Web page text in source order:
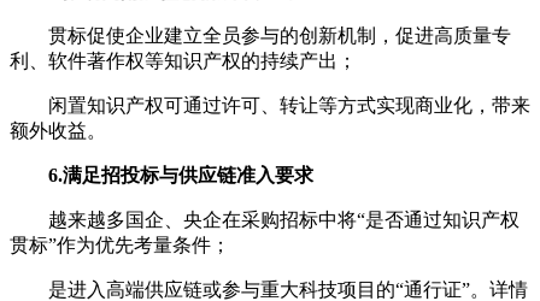
贯标促使企业建立全员参与的创新机制，促进高质量专
利、软件著作权等知识产权的持续产出；
闲置知识产权可通过许可、转让等方式实现商业化，带来
额外收益。
6.满足招投标与供应链准入要求
越来越多国企、央企在采购招标中将“是否通过知识产权
贯标”作为优先考量条件；
是进入高端供应链或参与重大科技项目的“通行证”。详情